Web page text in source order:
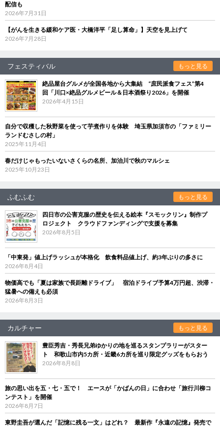
配信も
2026年7月31日
【がんを生きる緩和ケア医・大橋洋平「足し算命」】天空を見上げて
2026年7月28日
フェスティバル もっと見る
絶品屋台グルメが全国各地から大集結 “庶民派食フェス”第4
回「川口×絶品グルメビール＆日本酒祭り2026」を開催
2026年4月15日
自分で収穫した秋野菜を使って芋煮作りを体験 埼玉県加須市の「ファミリー
ランドむさしの村」
2025年11月4日
春だけじゃもったいないさくらの名所、加治川で秋のマルシェ
2025年10月23日
ふむふむ もっと見る
四日市の公害克服の歴史を伝える絵本『スモックリン』制作プ
ロジェクト クラウドファンディングで支援を募集
2026年8月5日
「中東発」値上げラッシュが本格化 飲食料品値上げ、約3年ぶりの多さに
2026年8月4日
物価高でも「夏は家族で長距離ドライブ」 宿泊ドライブ予算4万円超、渋滞・
猛暑への備えも必須
2026年8月3日
カルチャー もっと見る
豊臣秀吉・秀長兄弟ゆかりの地を巡るスタンプラリーがスター
ト 和歌山市内5カ所・近畿6カ所を巡り限定グッズをもらおう
2026年8月8日
旅の思い出を五・七・五で！ エースが「かばんの日」に合わせ「旅行川柳コ
ンテスト」を開催
2026年8月7日
東野圭吾が選んだ「記憶に残る一文」はどれ？ 最新作『永遠の記憶』発売で